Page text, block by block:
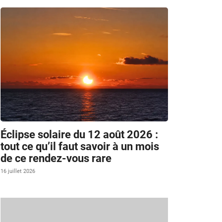
Éclipse solaire du 12 août 2026 :
tout ce qu’il faut savoir à un mois
de ce rendez-vous rare
16 juillet 2026